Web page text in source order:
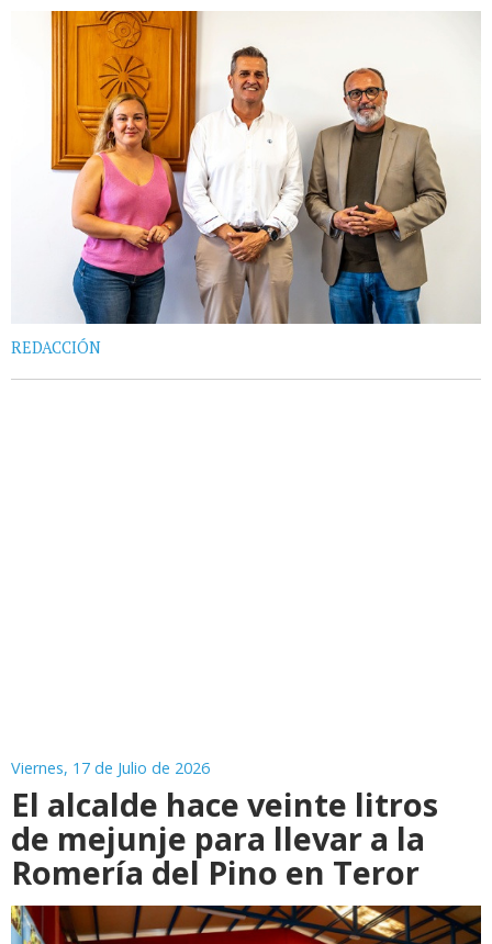
REDACCIÓN
Viernes, 17 de Julio de 2026
El alcalde hace veinte litros
de mejunje para llevar a la
Romería del Pino en Teror